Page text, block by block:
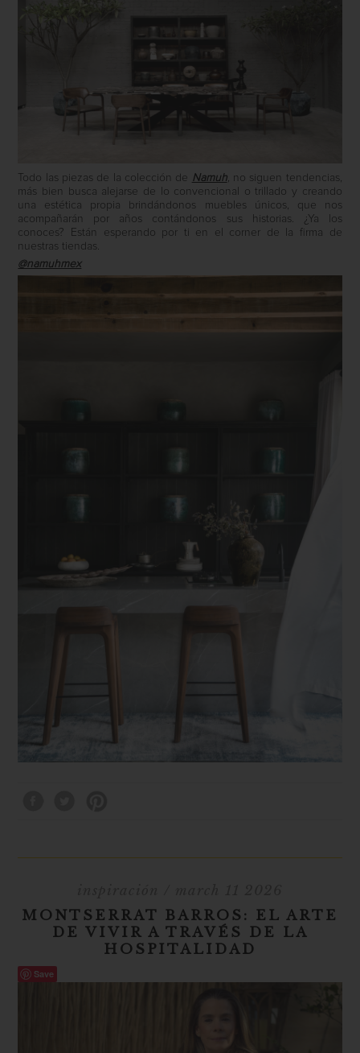
Todo las piezas de la colección de Namuh, no siguen tendencias,
más bien busca alejarse de lo convencional o trillado y creando
una estética propia brindándonos muebles únicos, que nos
acompañarán por años contándonos sus historias. ¿Ya los
conoces? Están esperando por ti en el corner de la firma de
nuestras tiendas.
@namuhmex
MONTSERRAT BARROS: EL ARTE
DE VIVIR A TRAVÉS DE LA
HOSPITALIDAD
Save